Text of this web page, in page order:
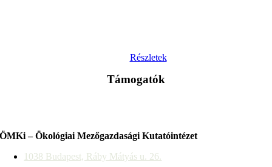
Részletek
Támogatók
ÖMKi – Ökológiai Mezőgazdasági Kutatóintézet
1038 Budapest, Ráby Mátyás u. 26.